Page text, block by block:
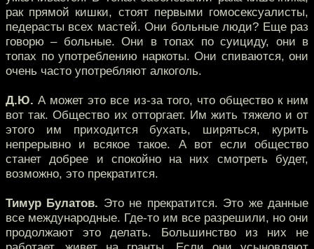
рак прямой кишки, стоят первыми гомосексуалисты,
педерасты всех мастей. Они больные люди? Еще раз
говорю – больные. Они в топах по суициду, они в
топах по употреблению наркоты. Они спиваются, они
очень часто употребляют алкоголь.
Д.Ю. А может это все из-за того, что общество к ним
вот так. Общество их отторгает. Им жить тяжело и от
этого им приходится бухать, ширяться, курить
непрерывно и всякое такое. А вот если общество
станет добрее и спокойно на них смотреть будет,
возможно, это прекратится.
Тимур Булатов. Это не прекратится. Это же данные
все международные. Где-то им все разрешили, но они
продолжают это делать. Большинство из них не